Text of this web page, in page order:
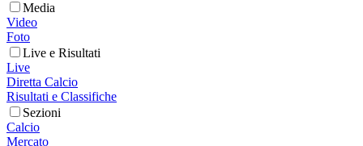
Media
Video
Foto
Live e Risultati
Live
Diretta Calcio
Risultati e Classifiche
Sezioni
Calcio
Mercato